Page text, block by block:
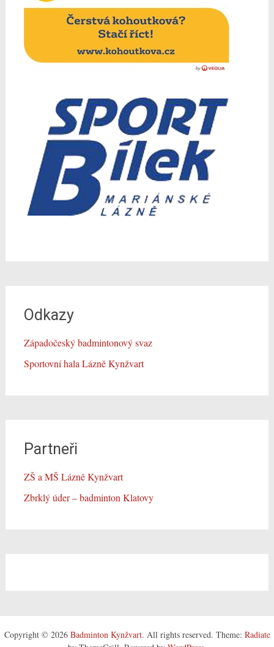
Odkazy
Západočeský badmintonový svaz
Sportovní hala Lázně Kynžvart
Partneři
ZŠ a MŠ Lázně Kynžvart
Zbrklý úder – badminton Klatovy
Copyright © 2026 Badminton Kynžvart. All rights reserved. Theme: Radiate